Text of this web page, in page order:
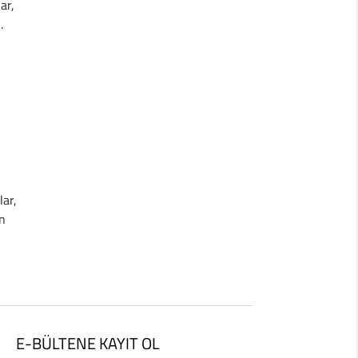
E-BÜLTENE KAYIT OL